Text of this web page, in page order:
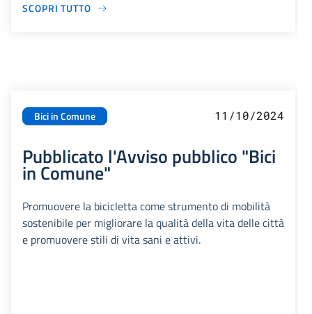
SCOPRI TUTTO
Bici in Comune 11/10/2024
Pubblicato l'Avviso pubblico "Bici
in Comune"
Promuovere la bicicletta come strumento di mobilità
sostenibile per migliorare la qualità della vita delle città
e promuovere stili di vita sani e attivi.